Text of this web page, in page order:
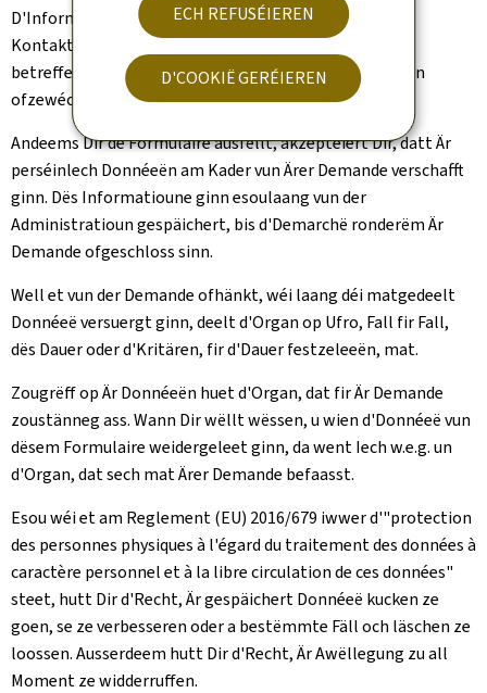
ECH REFUSÉIEREN
D'COOKIË GERÉIEREN
D'Informatiounen, déi Iech betreffen, an déi iwwer de
Kontaktformulaire vum Site gesammelt ginn, gi vum
betreffenden Organ beaarbecht, fir Är Demande kënnen
ofzewéckelen.
Andeems Dir de Formulaire ausfëllt, akzeptéiert Dir, datt Är
perséinlech Donnéeën am Kader vun Ärer Demande verschafft
ginn. Dës Informatioune ginn esoulaang vun der
Administratioun gespäichert, bis d'Demarchë ronderëm Är
Demande ofgeschloss sinn.
Well et vun der Demande ofhänkt, wéi laang déi matgedeelt
Donnéeë versuergt ginn, deelt d'Organ op Ufro, Fall fir Fall,
dës Dauer oder d'Kritären, fir d'Dauer festzeleeën, mat.
Zougrëff op Är Donnéeën huet d'Organ, dat fir Är Demande
zoustänneg ass. Wann Dir wëllt wëssen, u wien d'Donnéeë vun
dësem Formulaire weidergeleet ginn, da went Iech w.e.g. un
d'Organ, dat sech mat Ärer Demande befaasst.
Esou wéi et am Reglement (EU) 2016/679 iwwer d'"protection
des personnes physiques à l'égard du traitement des données à
caractère personnel et à la libre circulation de ces données"
steet, hutt Dir d'Recht, Är gespäichert Donnéeë kucken ze
goen, se ze verbesseren oder a bestëmmte Fäll och läschen ze
loossen. Ausserdeem hutt Dir d'Recht, Är Awëllegung zu all
Moment ze widderruffen.